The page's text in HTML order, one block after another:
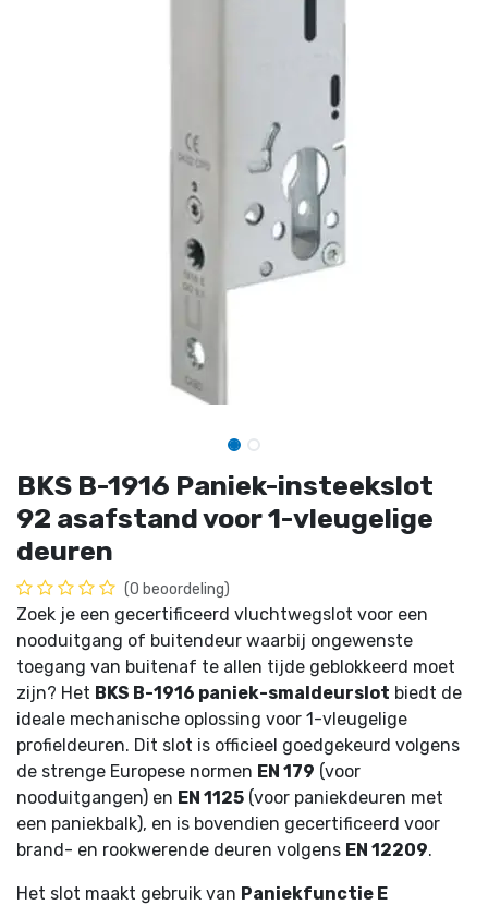
BKS B-1916 Paniek-insteekslot
92 asafstand voor 1-vleugelige
deuren
(0 beoordeling)
Zoek je een gecertificeerd vluchtwegslot voor een
nooduitgang of buitendeur waarbij ongewenste
toegang van buitenaf te allen tijde geblokkeerd moet
zijn? Het BKS B-1916 paniek-smaldeurslot biedt de
ideale mechanische oplossing voor 1-vleugelige
profieldeuren. Dit slot is officieel goedgekeurd volgens
de strenge Europese normen EN 179 (voor
nooduitgangen) en EN 1125 (voor paniekdeuren met
een paniekbalk), en is bovendien gecertificeerd voor
brand- en rookwerende deuren volgens EN 12209.
Het slot maakt gebruik van Paniekfunctie E